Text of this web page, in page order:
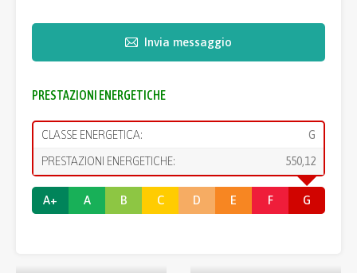
Invia messaggio
PRESTAZIONI ENERGETICHE
CLASSE ENERGETICA: G
PRESTAZIONI ENERGETICHE: 550,12
A+ A B C D E F G